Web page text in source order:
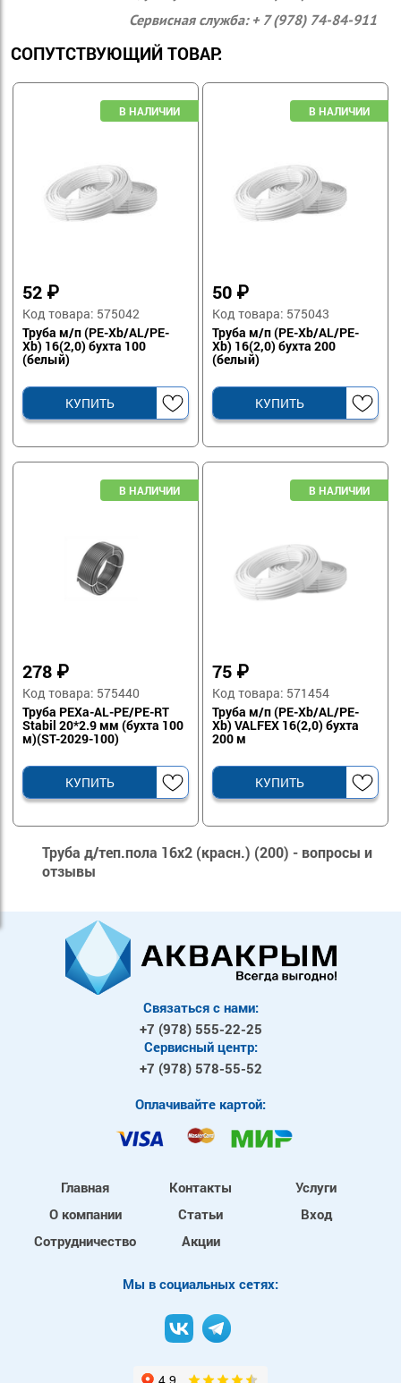
Сервисная служба: + 7 (978) 74-84-911
СОПУТСТВУЮЩИЙ ТОВАР:
52 ₽
Код товара: 575042
Труба м/п (PE-Xb/AL/PE-
Xb) 16(2,0) бухта 100
(белый)
КУПИТЬ
50 ₽
Код товара: 575043
Труба м/п (PE-Xb/AL/PE-
Xb) 16(2,0) бухта 200
(белый)
КУПИТЬ
278 ₽
Код товара: 575440
Труба PEXa-AL-PE/PE-RT
Stabil 20*2.9 мм (бухта 100
м)(ST-2029-100)
КУПИТЬ
75 ₽
Код товара: 571454
Труба м/п (PE-Xb/AL/PE-
Xb) VALFEX 16(2,0) бухта
200 м
КУПИТЬ
Труба д/теп.пола 16х2 (красн.) (200) - вопросы и
отзывы
Связаться с нами:
+7 (978) 555-22-25
Сервисный центр:
+7 (978) 578-55-52
Оплачивайте картой:
Главная
О компании
Сотрудничество
Контакты
Статьи
Акции
Услуги
Вход
Mы в социальных сетях: